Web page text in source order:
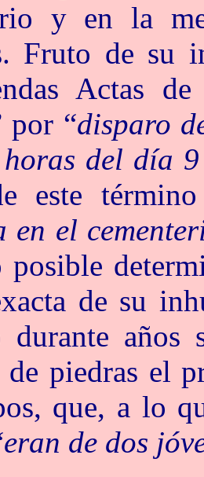
y en la
Fruto de su
Actas
por “disparo
del día
este
en el
de su
durante años
piedras el
que, a lo
eran de dos